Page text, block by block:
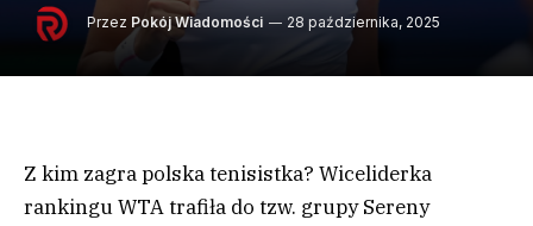
Przez Pokój Wiadomości 28 października, 2025
Z kim zagra polska tenisistka? Wiceliderka
rankingu WTA trafiła do tzw. grupy Sereny